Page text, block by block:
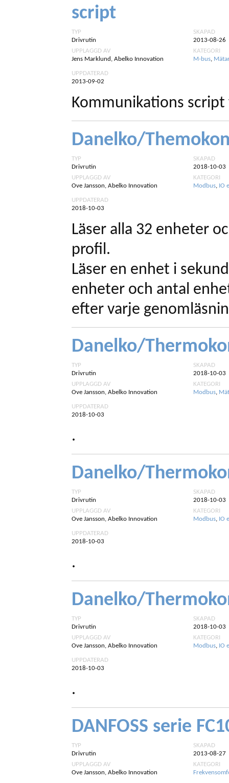
script
TYP
Drivrutin
UPPLAGGD AV
Jens Marklund, Abelko Innovation
SKAPAD
2013-08-26
KATEGORI
M-bus,
UPPDATERAD
2013-09-02
Kommunikations script
Danelko/Themokon
TYP
Drivrutin
UPPLAGGD AV
Ove Jansson, Abelko Innovation
SKAPAD
2018-10-03
KATEGORI
Modbus, IO
UPPDATERAD
2018-10-03
Läser alla 32 enheter
profil.
Läser en enhet i
enheter och antal
efter varje
Danelko/
TYP
Drivrutin
UPPLAGGD AV
Ove Jansson, Abelko Innovation
SKAPAD
2018-10-03
KATEGORI
Modbus,
UPPDATERAD
2018-10-03
.
Danelko/
TYP
Drivrutin
UPPLAGGD AV
Ove Jansson, Abelko Innovation
SKAPAD
2018-10-03
KATEGORI
Modbus, IO
UPPDATERAD
2018-10-03
.
Danelko/
TYP
Drivrutin
UPPLAGGD AV
Ove Jansson, Abelko Innovation
SKAPAD
2018-10-03
KATEGORI
Modbus, IO
UPPDATERAD
2018-10-03
.
DANFOSS serie
TYP
Drivrutin
UPPLAGGD AV
Ove Jansson, Abelko Innovation
SKAPAD
2013-08-27
KATEGORI